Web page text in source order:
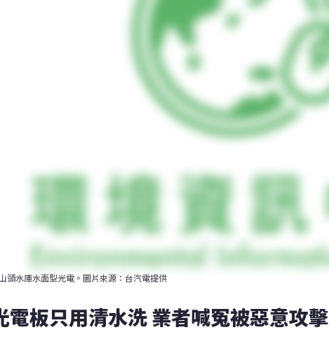
頭水庫水面型光電。圖片來源：台汽電提供
電板只用清水洗 業者喊冤被惡意攻擊